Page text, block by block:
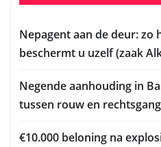
Nepagent aan de deur: zo
beschermt u uzelf (zaak
Negende aanhouding in
tussen rouw en rechtsgang
€10.000 beloning na